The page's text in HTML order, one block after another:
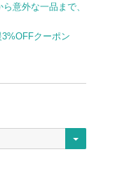
意外な一品まで、
3%OFFクーポン